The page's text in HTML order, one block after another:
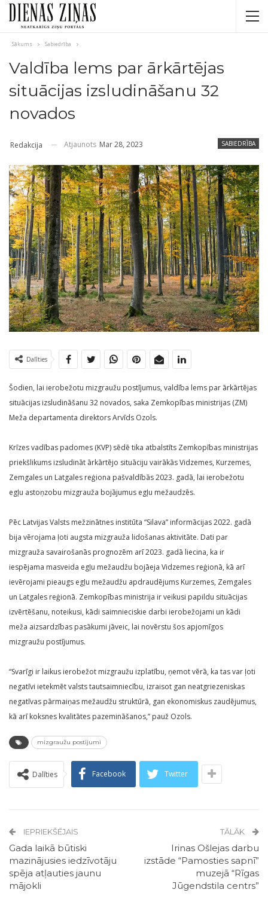
Sākums Sabiedrība
Valdība lems par ārkārtējas
situācijas izsludināšanu 32
novados
SABIEDRĪBA
Redakcija Atjaunots Mar 28, 2023
Dalīties
Šodien, lai ierobežotu mizgraužu postījumus, valdība lems par ārkārtējas
situācijas izsludināšanu 32 novados, saka Zemkopības ministrijas (ZM)
Meža departamenta direktors Arvīds Ozols.
Krīzes vadības padomes (KVP) sēdē tika atbalstīts Zemkopības ministrijas
priekšlikums izsludināt ārkārtējo situāciju vairākās Vidzemes, Kurzemes,
Zemgales un Latgales reģiona pašvaldībās 2023. gadā, lai ierobežotu
egļu astoņzobu mizgrauža bojājumus egļu mežaudzēs.
Pēc Latvijas Valsts mežzinātnes institūta “Silava” informācijas 2022. gadā
bija vērojama ļoti augsta mizgrauža lidošanas aktivitāte. Dati par
mizgrauža savairošanās prognozēm arī 2023. gadā liecina, ka ir
iespējama masveida egļu mežaudžu bojāeja Vidzemes reģionā, kā arī
ievērojami pieaugs egļu mežaudžu apdraudējums Kurzemes, Zemgales
un Latgales reģionā. Zemkopības ministrija ir veikusi papildu situācijas
izvērtēšanu, noteikusi, kādi saimnieciskie darbi ierobežojami un kādi
meža aizsardzības pasākumi jāveic, lai novērstu šos apjomīgos
mizgraužu postījumus.
“Svarīgi ir laikus ierobežot mizgraužu izplatību, ņemot vērā, ka tas var ļoti
negatīvi ietekmēt valsts tautsaimniecību, izraisot gan neatgriezeniskas
negatīvas pārmaiņas mežaudžu struktūrā, gan ekonomiskus zaudējumus,
kā arī koksnes kvalitātes pazemināšanos,” pauž Ozols.
mizgraužu postījumi
Dalīties Facebook Twitter
IEPRIEKŠĒJAIS
Gada laikā būtiski
mazinājusies iedzīvotāju
spēja atļauties jaunu
mājokli
TĀLĀK
Irinas Ošlejas darbu
izstāde “Pamosties sapnī”
muzejā “Rīgas
Jūgendstila centrs”